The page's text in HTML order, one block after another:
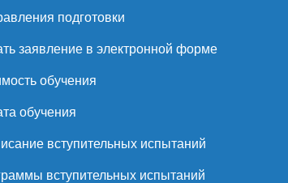
подготовки
заявление в электронной форме
обучения
обучения
вступительных испытаний
вступительных испытаний